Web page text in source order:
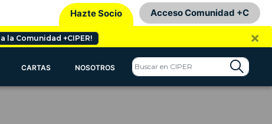
Hazte Socio Acceso Comunidad +C
a la Comunidad +CIPER! ×
CARTAS NOSOTROS